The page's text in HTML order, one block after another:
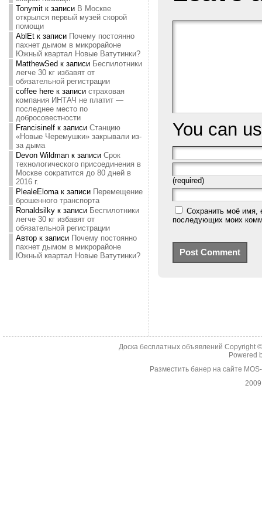
Tonymitк записи В Москве
открылся первый музей скорой
помощи
AblEtк записи Почему постоянно
пахнет дымом в микрорайоне
Южный квартал Новые Ватутинки?
MatthewSed к записи Беспилотники
легче 30 кг избавят от
обязательной регистрации
coffee hereк записи страховая
компания ИНТАЧ не платит —
последнее место по
добросовестности
Francisinelfк записи Станцию
«Новые Черемушки» закрывали из-
за дыма
Devon Wildmanк записи Срок
технологического присоединения в
Москве сократится до 80 дней в
2016 г.
PlealeElomaк записи Перемещение
брошенного транспорта
Ronaldsilkyк записи Беспилотники
легче 30 кг избавят от
обязательной регистрации
Авторк записи Почему постоянно
пахнет дымом в микрорайоне
Южный квартал Новые Ватутинки?
You can
(required)
Сохранить моё имя,
последующих моих
Доска бесплатных объявлений Copyright
Powered
Разместить банер на сайте